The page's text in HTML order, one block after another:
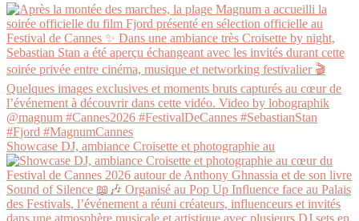
Showcase DJ, ambiance Croisette et photographie au